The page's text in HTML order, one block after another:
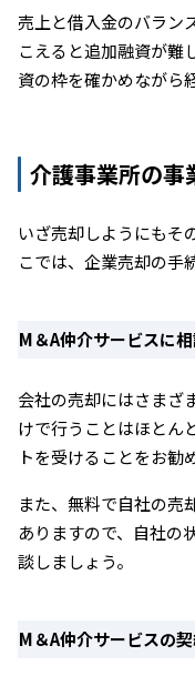
売上と借入金のバラン
こえると追加融資が難
資の枠を確かめながら
介護事業所の事
いざ売却しようにもそ
こでは、企業売却の手
M＆A仲介サービスに
会社の売却にはさまざ
けで行うことはほとん
トを受けることをお勧
また、無料で自社の売
ありますので、自社の
談しましょう。
M＆A仲介サービスの